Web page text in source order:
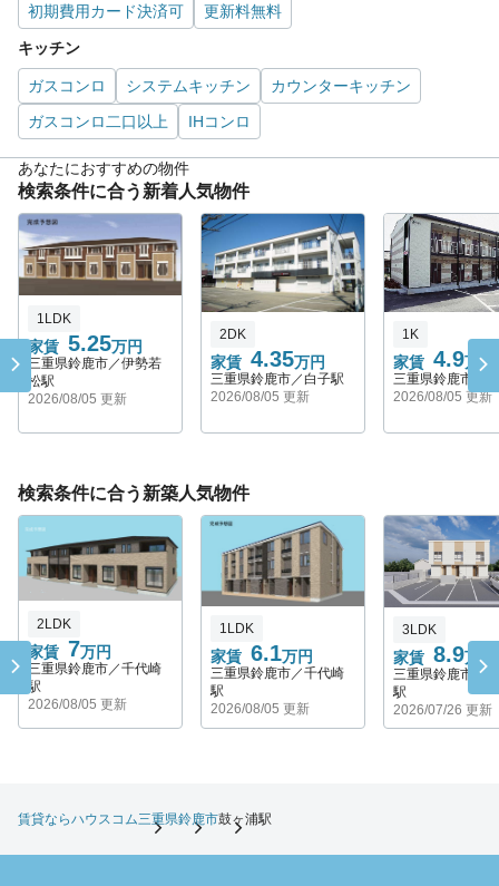
初期費用カード決済可
更新料無料
キッチン
ガスコンロ システムキッチン
カウンターキッチン
ガスコンロ二口以上
IHコンロ
あなたにおすすめの物件
検索条件に合う新着人気物件
1LDK
家賃 5.25万円
三重県鈴鹿市／伊勢若
松駅
2026/08/05 更新
2DK
家賃 4.35万円
三重県鈴鹿市／白子駅
2026/08/05 更新
1K
家賃 4.9万円
三重県鈴鹿市／
2026/08/05 更新
検索条件に合う新築人気物件
2LDK
家賃 7万円
三重県鈴鹿市／千代崎
駅
2026/08/05 更新
1LDK
家賃 6.1万円
三重県鈴鹿市／千代崎
駅
2026/08/05 更新
3LDK
家賃 8.9万円
三重県鈴鹿市／
駅
2026/07/26 更新
賃貸ならハウスコム三重県鈴鹿市鼓ヶ浦駅